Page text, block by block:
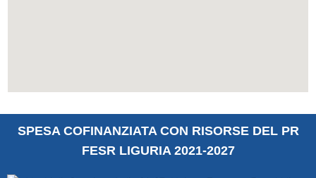
SPESA COFINANZIATA CON RISORSE DEL PR
FESR LIGURIA 2021-2027